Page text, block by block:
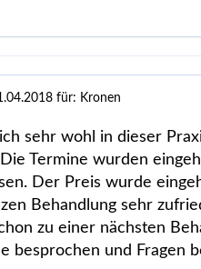
für: Kronen
sehr wohl in dieser
Termine wurden
Der Preis wurde
Behandlung sehr
zu einer nächsten
besprochen und Fragen